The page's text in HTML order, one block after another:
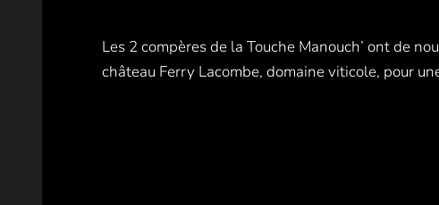
Les 2 compères de la Touche Manouch’ ont de
château Ferry Lacombe, domaine viticole, pour